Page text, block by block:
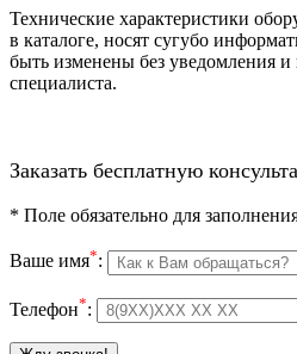
Технические характеристики
в каталоге, носят сугубо
быть изменены без уведомления
специалиста.
Заказать бесплатную
* Поле обязательно для
Ваше имя*:
Телефон*: